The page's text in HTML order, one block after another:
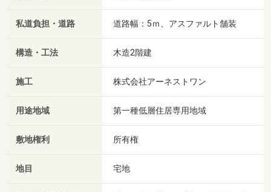
私道負担・道路 道路幅：5ｍ、アスファルト舗装
構造・工法 木造2階建
施工 株式会社アーネストワン
用途地域 第一種低層住居専用地域
敷地権利 所有権
地目 宅地